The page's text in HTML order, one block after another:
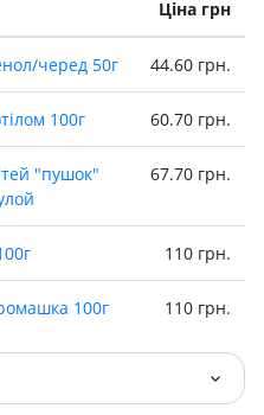
Ціна грн
черед 50г 44.60 грн.
100г 60.70 грн.
"пушок"
67.70 грн.
110 грн.
100г 110 грн.